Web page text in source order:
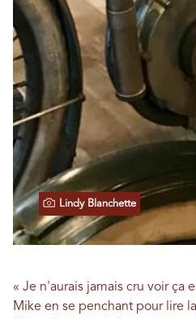
Lindy Blanchette
« Je n'aurais jamais cru voir ça
Mike en se penchant pour lire